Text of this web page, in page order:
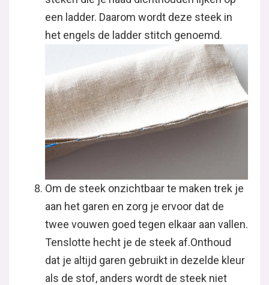
een ladder. Daarom wordt deze steek in
het engels de ladder stitch genoemd.
Om de steek onzichtbaar te maken trek je
aan het garen en zorg je ervoor dat de
twee vouwen goed tegen elkaar aan vallen.
Tenslotte hecht je de steek af.Onthoud
dat je altijd garen gebruikt in dezelde kleur
als de stof, anders wordt de steek niet